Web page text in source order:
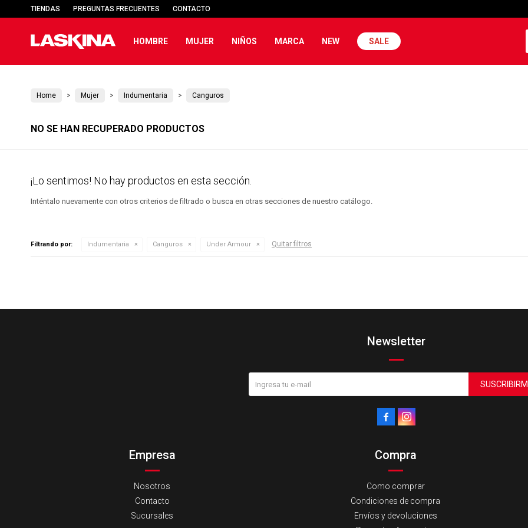
HOMBRE MUJER NIÑOS MARCA NEW SALE
TIENDAS PREGUNTAS FRECUENTES CONTACTO
Home Mujer Indumentaria Canguros
NO SE HAN RECUPERADO PRODUCTOS
¡Lo sentimos! No hay productos en esta sección.
Inténtalo nuevamente con otros criterios de filtrado o busca en otras secciones de nuestro catálogo.
Filtrando por: Indumentaria Canguros Under Armour Quitar filtros
Empresa
Nosotros
Contacto
Sucursales
Compra
Como comprar
Condiciones de compra
Envíos y devoluciones
Newsletter
 